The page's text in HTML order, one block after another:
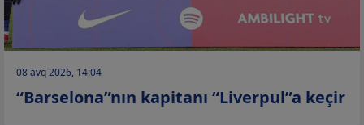
08 avq 2026, 14:04
“Barselona”nın kapitanı “Liverpul”a keçir